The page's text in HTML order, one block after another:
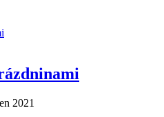
2021